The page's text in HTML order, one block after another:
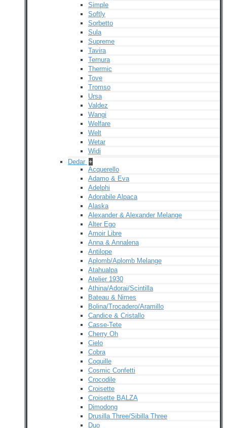
Simple
Softly
Sorbetto
Sula
Supreme
Tavira
Ternura
Thermic
Tove
Tromso
Ursa
Valdez
Wangi
Welfare
Welt
Wetar
Widi
Dedar +
Acquerello
Adamo & Eva
Adelphi
Adorabile Alpaca
Alaska
Alexander & Alexander Melange
Alter Ego
Amoir Libre
Anna & Annalena
Antilope
Aplomb/Aplomb Melange
Atahualpa
Atelier 1930
Athina/Adorai/Scintilla
Bateau & Nimes
Bolina/Trocadero/Aramillo
Candice & Cristallo
Casse-Tete
Cherry Oh
Cielo
Cobra
Coquille
Cosmic Confetti
Crocodile
Croisette
Croisette BALZA
Dimodong
Drusilla Three/Sibilla Three
Duo